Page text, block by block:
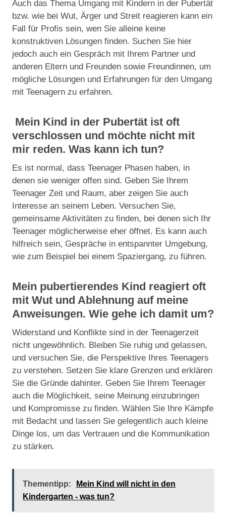
Auch das Thema Umgang mit Kindern in der Pubertät
bzw. wie bei Wut, Ärger und Streit reagieren kann ein
Fall für Profis sein, wen Sie alleine keine
konstruktiven Lösungen finden. Suchen Sie hier
jedoch auch ein Gespräch mit Ihrem Partner und
anderen Eltern und Freunden sowie Freundinnen, um
mögliche Lösungen und Erfahrungen für den Umgang
mit Teenagern zu erfahren.
Mein Kind in der Pubertät ist oft
verschlossen und möchte nicht mit
mir reden. Was kann ich tun?
Es ist normal, dass Teenager Phasen haben, in
denen sie weniger offen sind. Geben Sie Ihrem
Teenager Zeit und Raum, aber zeigen Sie auch
Interesse an seinem Leben. Versuchen Sie,
gemeinsame Aktivitäten zu finden, bei denen sich Ihr
Teenager möglicherweise eher öffnet. Es kann auch
hilfreich sein, Gespräche in entspannter Umgebung,
wie zum Beispiel bei einem Spaziergang, zu führen.
Mein pubertierendes Kind reagiert oft
mit Wut und Ablehnung auf meine
Anweisungen. Wie gehe ich damit um?
Widerstand und Konflikte sind in der Teenagerzeit
nicht ungewöhnlich. Bleiben Sie ruhig und gelassen,
und versuchen Sie, die Perspektive Ihres Teenagers
zu verstehen. Setzen Sie klare Grenzen und erklären
Sie die Gründe dahinter. Geben Sie Ihrem Teenager
auch die Möglichkeit, seine Meinung einzubringen
und Kompromisse zu finden. Wählen Sie Ihre Kämpfe
mit Bedacht und lassen Sie gelegentlich auch kleine
Dinge los, um das Vertrauen und die Kommunikation
zu stärken.
Thementipp:
Mein Kind will nicht in den
Kindergarten - was tun?